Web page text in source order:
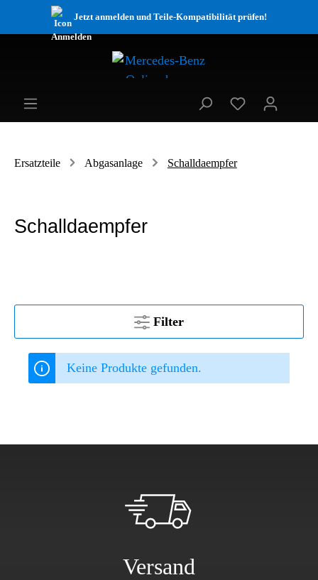
Jetzt anmelden und Teile-Kompatibilität prüfen!
Ersatzteile Abgasanlage Schalldaempfer
Schalldaempfer
Filter
Keine Produkte gefunden.
Versand